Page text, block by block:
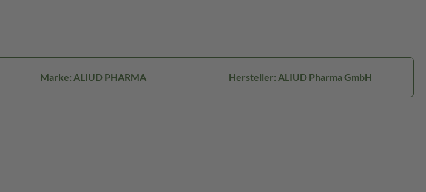
Marke: ALIUD PHARMA Hersteller: ALIUD Pharma GmbH